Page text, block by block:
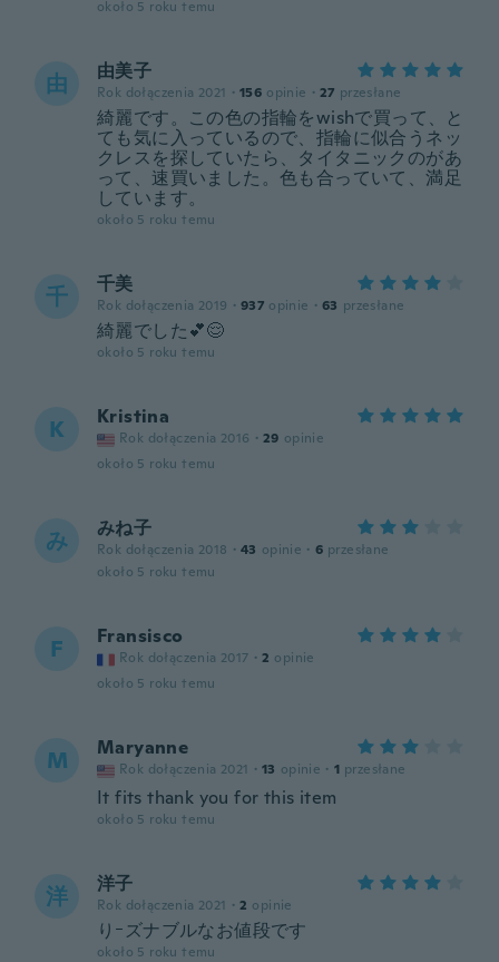
około 5 roku temu
由 由美子
Rok dołączenia 2021 · 156 opinie · 27 przesłane
綺麗です。この色の指輪をwishで買って、と
ても気に入っているので、指輪に似合うネッ
クレスを探していたら、タイタニックのがあ
って、速買いました。色も合っていて、満足
しています。
około 5 roku temu
千 千美
Rok dołączenia 2019 · 937 opinie · 63 przesłane
綺麗でした💕😌
około 5 roku temu
K Kristina
Rok dołączenia 2016 · 29 opinie
około 5 roku temu
み みね子
Rok dołączenia 2018 · 43 opinie · 6 przesłane
około 5 roku temu
F Fransisco
Rok dołączenia 2017 · 2 opinie
około 5 roku temu
M Maryanne
Rok dołączenia 2021 · 13 opinie · 1 przesłane
It fits thank you for this item
około 5 roku temu
洋 洋子
Rok dołączenia 2021 · 2 opinie
りｰズナブルなお値段です
około 5 roku temu